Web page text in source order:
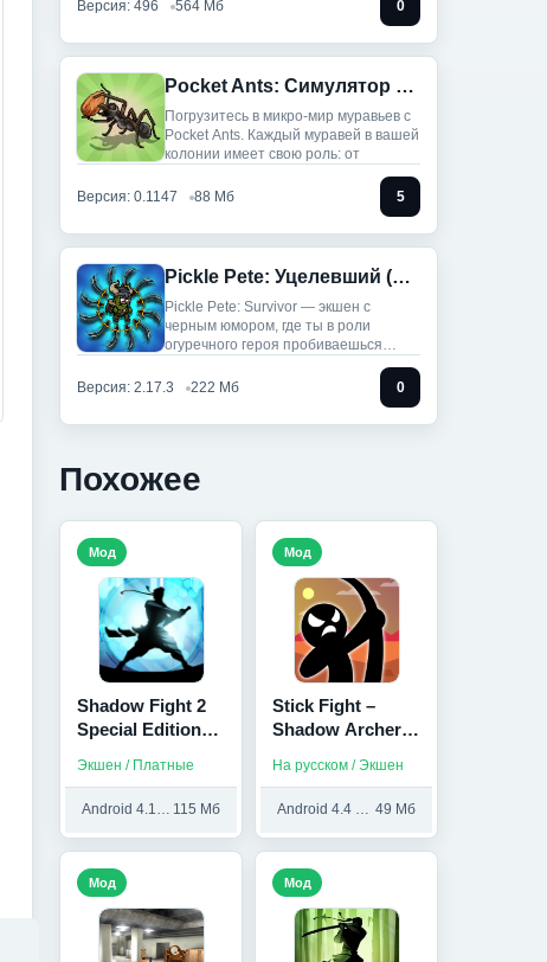
Версия: 496 564 Мб 0
Pocket Ants: Симулятор Колонии (Мод, Режим Бога/Скорость)
Погрузитесь в микро-мир муравьев с
Pocket Ants. Каждый муравей в вашей
колонии имеет свою роль: от
Версия: 0.1147 88 Мб 5
Pickle Pete: Уцелевший (Мод, Много денег)
Pickle Pete: Survivor — экшен с
черным юмором, где ты в роли
огуречного героя пробиваешься
Версия: 2.17.3
222 Мб 0
Похожее
Shadow Fight 2
Special Edition
меню)
Экшен / Платные
Android 4.1 и выше 115 Мб
Мод
Stick Fight –
Shadow Archer
(Мод,
Бесплатные
На русском / Экшен
Android 4.4 и выше 49 Мб
Мод
Мод Мод